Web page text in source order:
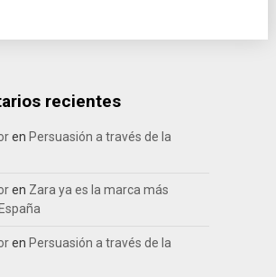
recientes
en Persuasión a través de la
en Zara ya es la marca más
en Persuasión a través de la